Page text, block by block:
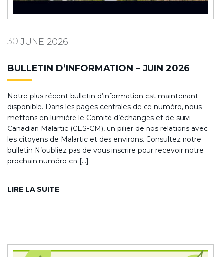
30 JUNE 2026
BULLETIN D’INFORMATION – JUIN 2026
Notre plus récent bulletin d’information est maintenant
disponible. Dans les pages centrales de ce numéro, nous
mettons en lumière le Comité d’échanges et de suivi
Canadian Malartic (CES-CM), un pilier de nos relations avec
les citoyens de Malartic et des environs. Consultez notre
bulletin N’oubliez pas de vous inscrire pour recevoir notre
prochain numéro en […]
LIRE LA SUITE